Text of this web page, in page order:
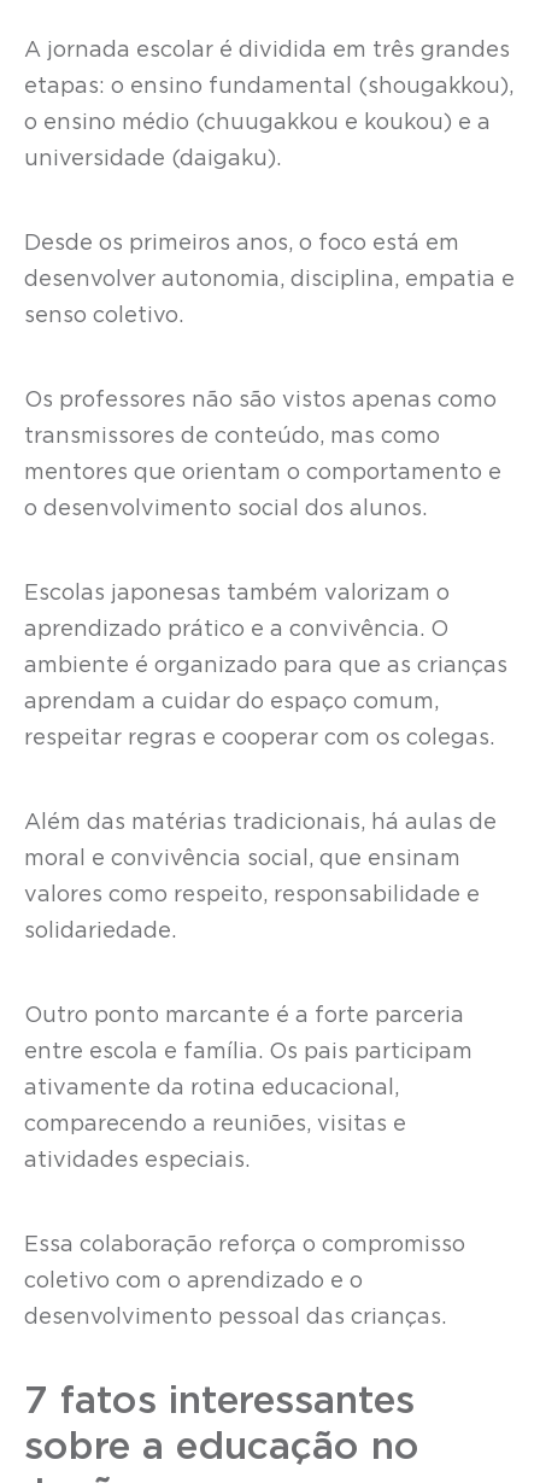
A jornada escolar é dividida em três grandes
etapas: o ensino fundamental (shougakkou),
o ensino médio (chuugakkou e koukou) e a
universidade (daigaku).
Desde os primeiros anos, o foco está em
desenvolver autonomia, disciplina, empatia e
senso coletivo.
Os professores não são vistos apenas como
transmissores de conteúdo, mas como
mentores que orientam o comportamento e
o desenvolvimento social dos alunos.
Escolas japonesas também valorizam o
aprendizado prático e a convivência. O
ambiente é organizado para que as crianças
aprendam a cuidar do espaço comum,
respeitar regras e cooperar com os colegas.
Além das matérias tradicionais, há aulas de
moral e convivência social, que ensinam
valores como respeito, responsabilidade e
solidariedade.
Outro ponto marcante é a forte parceria
entre escola e família. Os pais participam
ativamente da rotina educacional,
comparecendo a reuniões, visitas e
atividades especiais.
Essa colaboração reforça o compromisso
coletivo com o aprendizado e o
desenvolvimento pessoal das crianças.
7 fatos interessantes
sobre a educação no